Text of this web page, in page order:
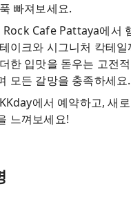
빠져보세요.
Cafe Pattaya에서
이크와 시그니처 칵테
한 입맛을 돋우는 고전
모든 갈망을 충족하세요.
에서 예약하고, 새
느껴보세요!